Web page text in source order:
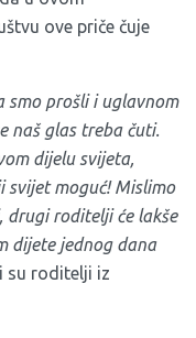
ove priče čuje
smo prošli i uglavnom
naš glas treba čuti.
dijelu svijeta,
svijet moguć! Mislimo
roditelji će lakše
dijete jednog dana
su roditelji iz